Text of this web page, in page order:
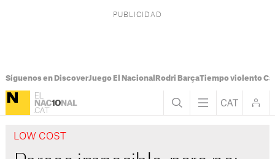
Síguenos en DiscoverJuego El Nacional Rodri BarçaTiempo violento
LOW COST